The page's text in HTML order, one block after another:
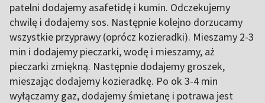
patelni dodajemy asafetidę i kumin. Odczekujemy
chwilę i dodajemy sos. Następnie kolejno dorzucamy
wszystkie przyprawy (oprócz kozieradki). Mieszamy 2-3
min i dodajemy pieczarki, wodę i mieszamy, aż
pieczarki zmiękną. Następnie dodajemy groszek,
mieszając dodajemy kozieradkę. Po ok 3-4 min
wyłączamy gaz, dodajemy śmietanę i potrawa jest